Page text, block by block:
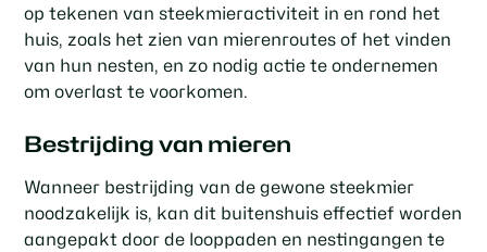
op tekenen van steekmieractiviteit in en rond het
huis, zoals het zien van mierenroutes of het vinden
van hun nesten, en zo nodig actie te ondernemen
om overlast te voorkomen.
Bestrijding van mieren
Wanneer bestrijding van de gewone steekmier
noodzakelijk is, kan dit buitenshuis effectief worden
aangepakt door de looppaden en nestingangen te